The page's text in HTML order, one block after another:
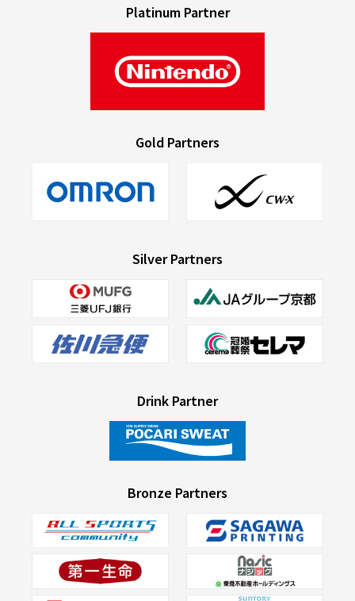
Platinum Partner
Gold Partners
Silver Partners
Drink Partner
Bronze Partners